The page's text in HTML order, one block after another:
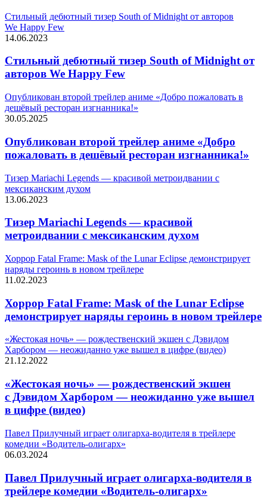
Стильный дебютный тизер South of Midnight от авторов
We Happy Few
14.06.2023
Стильный дебютный тизер South of Midnight от
авторов We Happy Few
Опубликован второй трейлер аниме «Добро пожаловать в
дешёвый ресторан изгнанника!»
30.05.2025
Опубликован второй трейлер аниме «Добро
пожаловать в дешёвый ресторан изгнанника!»
Тизер Mariachi Legends — красивой метроидвании с
мексиканским духом
13.06.2023
Тизер Mariachi Legends — красивой
метроидвании с мексиканским духом
Хоррор Fatal Frame: Mask of the Lunar Eclipse демонстрирует
наряды героинь в новом трейлере
11.02.2023
Хоррор Fatal Frame: Mask of the Lunar Eclipse
демонстрирует наряды героинь в новом трейлере
«Жестокая ночь» — рождественский экшен с Дэвидом
Харбором — неожиданно уже вышел в цифре (видео)
21.12.2022
«Жестокая ночь» — рождественский экшен
с Дэвидом Харбором — неожиданно уже вышел
в цифре (видео)
Павел Прилучный играет олигарха-водителя в трейлере
комедии «Водитель-олигарх»
06.03.2024
Павел Прилучный играет олигарха-водителя в
трейлере комедии «Водитель-олигарх»